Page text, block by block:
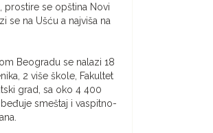
prostire se opština Novi
se na Ušću a najviša na
Beogradu se nalazi 18
2 više škole, Fakultet
grad, sa oko 4 400
smeštaj i vaspitno-